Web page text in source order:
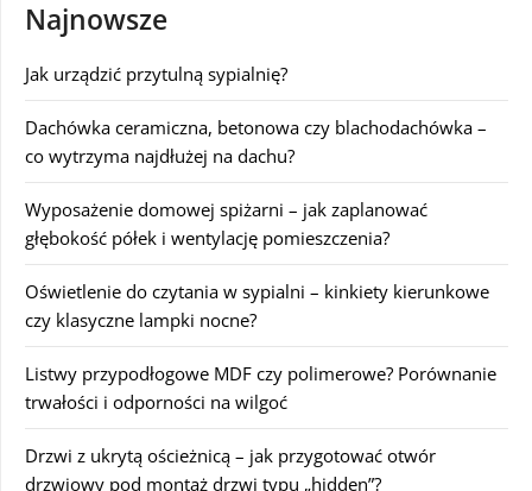
Najnowsze
Jak urządzić przytulną sypialnię?
Dachówka ceramiczna, betonowa czy blachodachówka –
co wytrzyma najdłużej na dachu?
Wyposażenie domowej spiżarni – jak zaplanować
głębokość półek i wentylację pomieszczenia?
Oświetlenie do czytania w sypialni – kinkiety kierunkowe
czy klasyczne lampki nocne?
Listwy przypodłogowe MDF czy polimerowe? Porównanie
trwałości i odporności na wilgoć
Drzwi z ukrytą ościeżnicą – jak przygotować otwór
drzwiowy pod montaż drzwi typu „hidden”?